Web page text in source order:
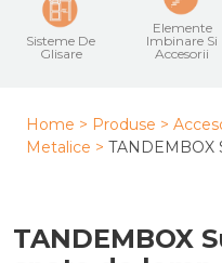
Sisteme De
Glisare
Elemente
Imbinare Si
Accesorii
Home > Produse >
Metalice >
TANDEMBOX